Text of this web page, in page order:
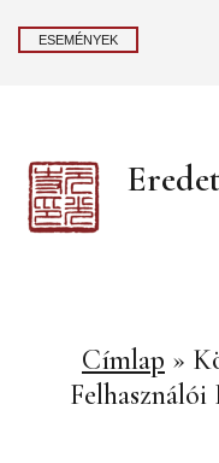
ESEMÉNYEK
Címlap »
Felhasználói